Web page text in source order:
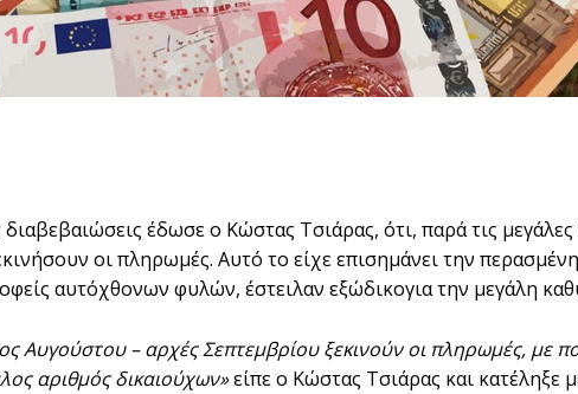
διαβεβαιώσεις έδωσε ο Κώστας Τσιάρας, ότι, παρά τις
οι πληρωμές. Aυτό το είχε επισημάνει την
αυτόχθονων φυλών, έστειλαν εξώδικογια την μεγάλη
Αυγούστου – αρχές Σεπτεμβρίου ξεκινούν οι πληρωμές, με
αριθμός δικαιούχων»είπε ο Κώστας Τσιάρας και κατέληξε